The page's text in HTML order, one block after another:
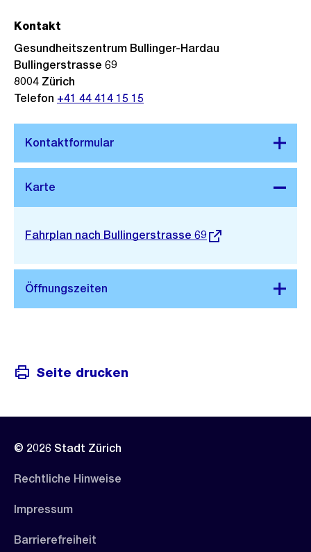
Stadtplan 3D
Externer
Fahrplan nach Bullingerstrasse 69
Kontakt
Gesundheitszentrum Bullinger-Hardau
Bullingerstrasse 69
8004 Zürich
Telefon +41 44 414 15 15
Seite drucken
© 2026 Stadt Zürich
Rechtliche Hinweise
Impressum
Barrierefreiheit